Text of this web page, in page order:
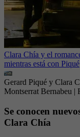
Clara Chía y el
mientras está con Piqué
Gerard Piqué y Clara
Montserrat Bernabeu |
Se conocen
Clara Chía